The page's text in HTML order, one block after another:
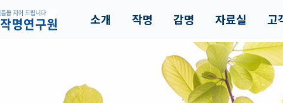
소개 작명 감명 자료실 고